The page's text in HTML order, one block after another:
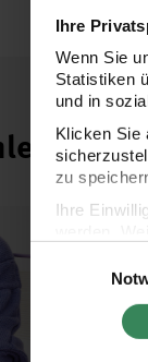
Ihre
Wenn Sie
Statistiken
und in
Klicken Sie
zu
Ihre
Impressum